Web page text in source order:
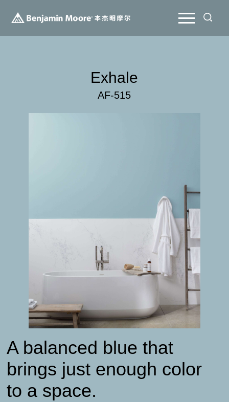
Exhale
AF-515
A balanced blue that
brings just enough color
to a space.